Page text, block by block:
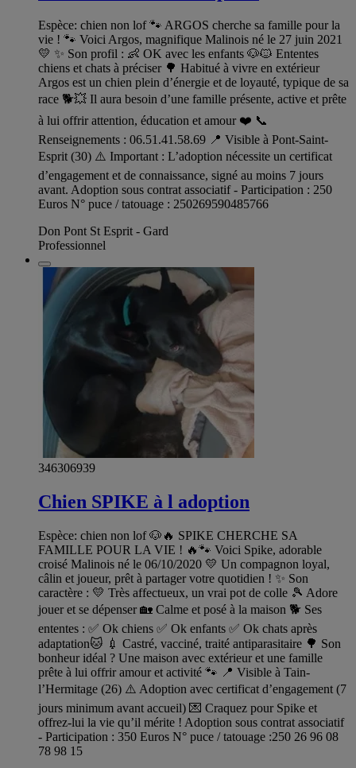
Espèce: chien non lof 🐾 ARGOS cherche sa famille pour la
vie ! 🐾 Voici Argos, magnifique Malinois né le 27 juin 2021
💛 ✨ Son profil : 👶 OK avec les enfants 🐶🐱 Ententes
chiens et chats à préciser 🌳 Habitué à vivre en extérieur
Argos est un chien plein d’énergie et de loyauté, typique de sa
race 🐕💥 Il aura besoin d’une famille présente, active et prête
à lui offrir attention, éducation et amour ❤️ 📞
Renseignements : 06.51.41.58.69 📍 Visible à Pont-Saint-
Esprit (30) ⚠️ Important : L’adoption nécessite un certificat
d’engagement et de connaissance, signé au moins 7 jours
avant. Adoption sous contrat associatif - Participation : 250
Euros N° puce / tatouage : 250269590485766
Don Pont St Esprit - Gard
Professionnel
346306939
Chien SPIKE à l adoption
Espèce: chien non lof 🐶🔥 SPIKE CHERCHE SA
FAMILLE POUR LA VIE ! 🔥🐾 Voici Spike, adorable
croisé Malinois né le 06/10/2020 💛 Un compagnon loyal,
câlin et joueur, prêt à partager votre quotidien ! ✨ Son
caractère : 💛 Très affectueux, un vrai pot de colle 🎾 Adore
jouer et se dépenser 🏡 Calme et posé à la maison 🐕 Ses
ententes : ✅ Ok chiens ✅ Ok enfants ✅ Ok chats après
adaptation🐱 💉 Castré, vacciné, traité antiparasitaire 🌳 Son
bonheur idéal ? Une maison avec extérieur et une famille
prête à lui offrir amour et activité 🐾 📍 Visible à Tain-
l’Hermitage (26) ⚠️ Adoption avec certificat d’engagement (7
jours minimum avant accueil) 💌 Craquez pour Spike et
offrez-lui la vie qu’il mérite ! Adoption sous contrat associatif
- Participation : 350 Euros N° puce / tatouage :250 26 96 08
78 98 15